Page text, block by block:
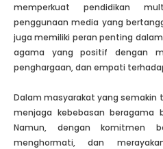
memperkuat pendidikan
penggunaan media yang
juga memiliki peran penting
agama yang positif dengan
penghargaan, dan empati
Dalam masyarakat yang semakin
menjaga kebebasan beragama
Namun, dengan komitmen
menghormati, dan